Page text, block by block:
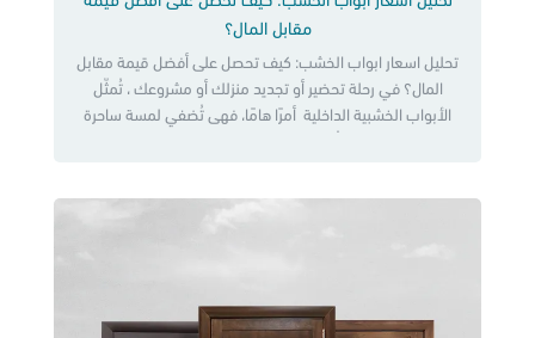
مقابل المال؟
تحليل اسعار ابواب الخشب: كيف تحصل على أفضل قيمة مقابل
المال؟ في رحلة تحضير أو تجديد منزلك أو مشروعك ، تُمثّل
الأبواب الخشبية الداخلية أمرًا هامًا، فهى تُضفي لمسة ساحرة
أهم عامل من عوامل البحث […]